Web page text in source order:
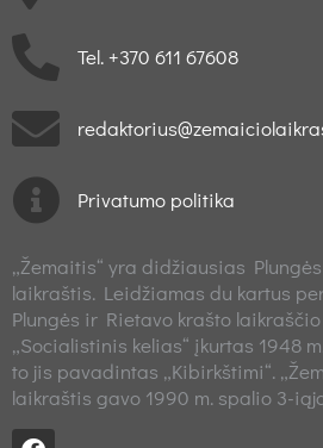
Tel. +370 611 67608
Privatumo politika
„Žemaitis“ yra didžiausias
laikraštis. Leidžiamas du kartus
Plungės ir Rietavo krašto
„Socialistinis kelias“ įkurtas 1948
to jis pavadintas „Kibirkštimi“.
laikraštis gavo 1990 m. spalio 3-